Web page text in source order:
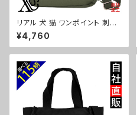
リアル 犬 猫 ワンポイント 刺繍
トート ショルダーバッグ カジュ
アル 軽量 レディース メンズ 雑
貨 グッズ 自社ブランド 柄 ギフト
ザー パグ ビションフリーゼ ori-
a-bg181-b10-s
¥4,760